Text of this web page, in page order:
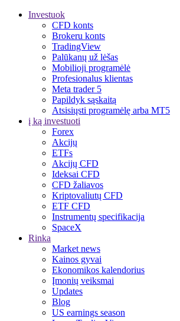
Investuok
CFD konts
Brokeru konts
TradingView
Palūkanų už lėšas
Mobilioji programėlė
Profesionalus klientas
Meta trader 5
Papildyk sąskaitą
Atsisiųsti programėlę arba MT5
į ką investuoti
Forex
Akcijų
ETFs
Akcijų CFD
Ideksai CFD
CFD žaliavos
Kriptovaliutų CFD
ETF CFD
Instrumentų specifikacija
SpaceX
Rinka
Market news
Kainos gyvai
Ekonomikos kalendorius
Įmonių veiksmai
Updates
Blog
US earnings season